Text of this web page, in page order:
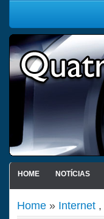
HOME NOTÍCIAS
Home » Internet ,